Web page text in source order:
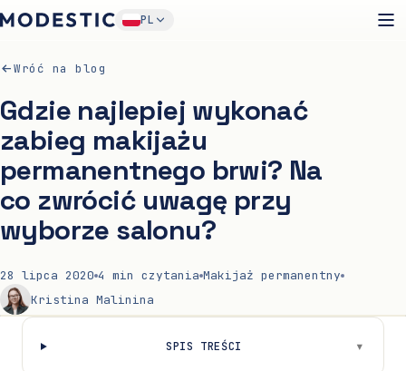
PL
Wróć na blog
Gdzie najlepiej wykonać
zabieg makijażu
permanentnego brwi? Na
co zwrócić uwagę przy
wyborze salonu?
28 lipca 2020 4 min czytania Makijaż permanentny
Kristina Malinina
SPIS TREŚCI ▾